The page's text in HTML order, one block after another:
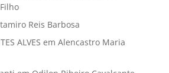
Reis Barbosa
ALVES em Alencastro Maria